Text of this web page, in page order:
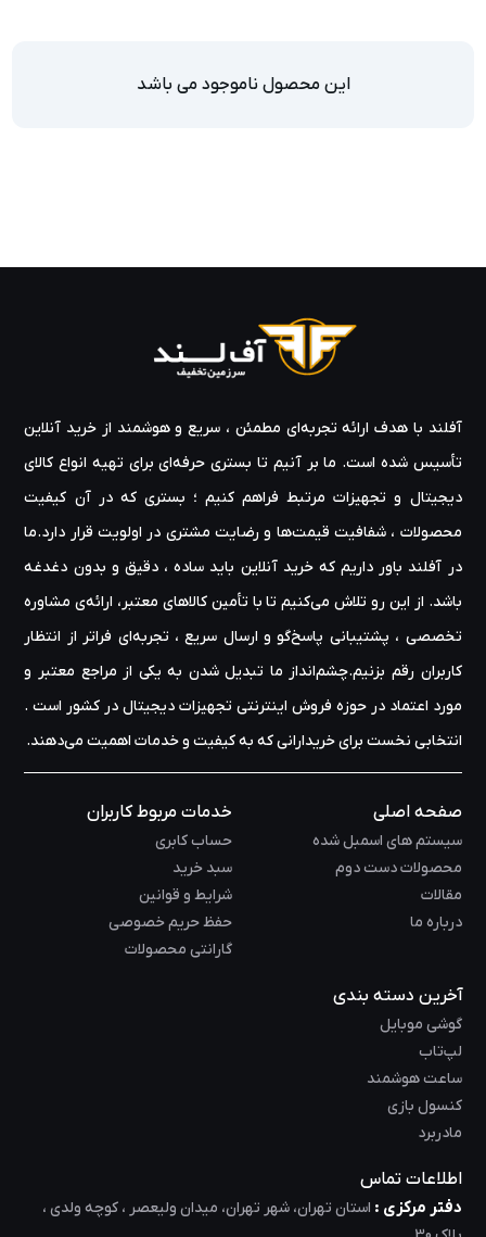
این محصول ناموجود می باشد
آفلند با هدف ارائه‌ تجربه‌ای مطمئن ، سریع و هوشمند از خرید آنلاین
تأسیس شده است. ما بر آنیم تا بستری حرفه‌ای برای تهیه‌ انواع کالای
دیجیتال و تجهیزات مرتبط فراهم کنیم ؛ بستری که در آن کیفیت
محصولات ، شفافیت قیمت‌ها و رضایت مشتری در اولویت قرار دارد.ما
در آفلند باور داریم که خرید آنلاین باید ساده ، دقیق و بدون دغدغه
باشد. از این رو تلاش می‌کنیم تا با تأمین کالاهای معتبر، ارائه‌ی مشاوره‌
تخصصی ، پشتیبانی پاسخ‌گو و ارسال سریع ، تجربه‌ای فراتر از انتظار
کاربران رقم بزنیم.چشم‌انداز ما تبدیل شدن به یکی از مراجع معتبر و
مورد اعتماد در حوزه‌ فروش اینترنتی تجهیزات دیجیتال در کشور است .
انتخابی نخست برای خریدارانی که به کیفیت و خدمات اهمیت می‌دهند.
صفحه اصلی
سیستم های اسمبل شده
محصولات دست دوم
مقالات
درباره ما
خدمات مربوط کاربران
حساب کابری
سبد خرید
شرایط و قوانین
حفظ حریم خصوصی
گارانتی محصولات
آخرین دسته بندی
گوشی موبایل
لپ‌تاب
ساعت هوشمند
کنسول بازی
مادربرد
اطلاعات تماس
دفتر مرکزی : استان تهران، شهر تهران، میدان ولیعصر ، کوچه ولدی ،